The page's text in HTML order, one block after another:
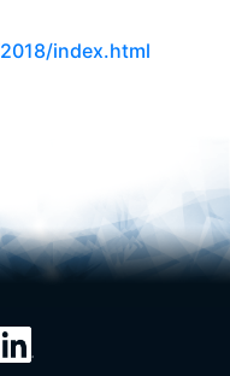
index.html